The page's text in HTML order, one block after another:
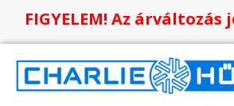
Az árváltozás